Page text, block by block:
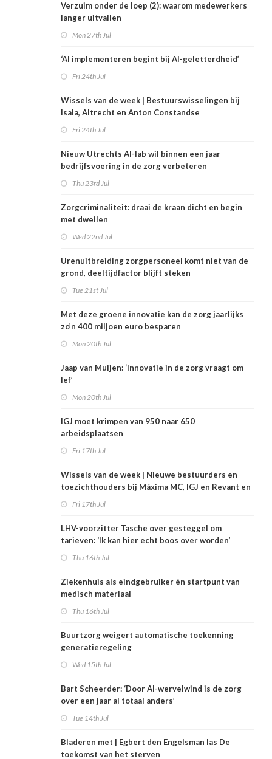
Verzuim onder de loep (2): waarom medewerkers
langer uitvallen
Mon 27th Jul
‘AI implementeren begint bij AI-geletterdheid’
Fri 24th Jul
Wissels van de week | Bestuurswisselingen bij
Isala, Altrecht en Anton Constandse
Fri 24th Jul
Nieuw Utrechts AI-lab wil binnen een jaar
bedrijfsvoering in de zorg verbeteren
Thu 23rd Jul
Zorgcriminaliteit: draai de kraan dicht en begin
met dweilen
Wed 22nd Jul
Urenuitbreiding zorgpersoneel komt niet van de
grond, deeltijdfactor blijft steken
Tue 21st Jul
Met deze groene innovatie kan de zorg jaarlijks
zo’n 400 miljoen euro besparen
Mon 20th Jul
Jaap van Muijen: ‘Innovatie in de zorg vraagt om
lef’
Mon 20th Jul
IGJ moet krimpen van 950 naar 650
arbeidsplaatsen
Fri 17th Jul
Wissels van de week | Nieuwe bestuurders en
toezichthouders bij Máxima MC, IGJ en Revant en
Fri 17th Jul
LHV-voorzitter Tasche over gesteggel om
tarieven: ‘Ik kan hier echt boos over worden’
Thu 16th Jul
Ziekenhuis als eindgebruiker én startpunt van
medisch materiaal
Thu 16th Jul
Buurtzorg weigert automatische toekenning
generatieregeling
Wed 15th Jul
Bart Scheerder: ‘Door AI-wervelwind is de zorg
over een jaar al totaal anders’
Tue 14th Jul
Bladeren met | Egbert den Engelsman las De
toekomst van het sterven